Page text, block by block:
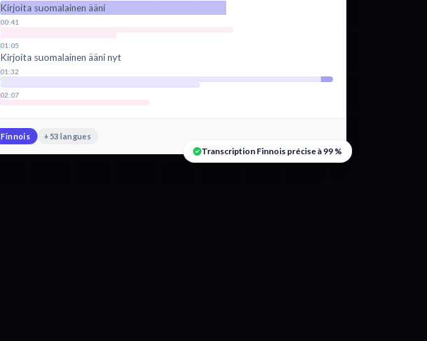
Kirjoita suomalainen ääni
00:41
01:05
Kirjoita suomalainen ääni nyt
01:32
02:07
Finnois +53 langues
Transcription Finnois précise à 99 %